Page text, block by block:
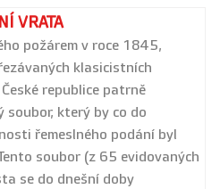
VRATA
požárem v roce 1845,
klasicistních
republice patrně
soubor, který by co do
řemeslného podání byl
soubor (z 65 evidovaných
se do dnešní doby